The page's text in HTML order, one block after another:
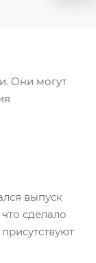
Они могут
выпуск
сделало